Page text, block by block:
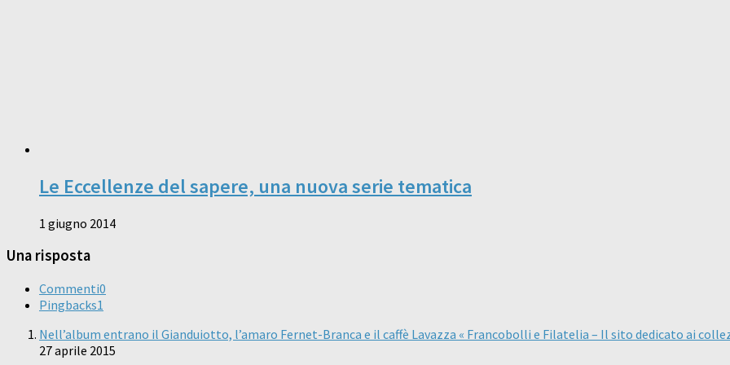
Le Eccellenze del sapere, una nuova serie tematica
1 giugno 2014
Una risposta
Commenti0
Pingbacks1
Nell’album entrano il Gianduiotto, l’amaro Fernet-Branca e il caffè Lavazza « Francobolli e Filatelia – Il sito dedicato ai
27 aprile 2015